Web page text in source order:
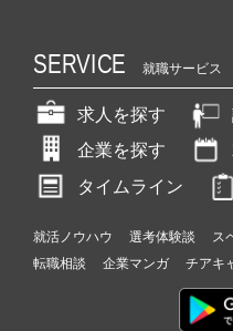
SERVICE 就職サービス
求人を探す
企業を探す
タイムライン
就活ノウハウ 選考体験談 ス
転職相談
企業マンガ チアキ